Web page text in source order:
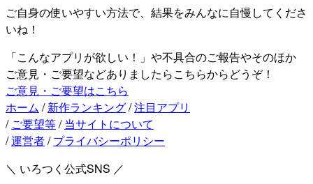
ご自身の使いやすい方法で、結果をみんなに自慢してくださ
いね！
「こんなアプリが欲しい！」や不具合のご報告やそのほか
ご意見・ご要望などありましたらこちらからどうぞ！
ご意見・ご要望はこちら
ホーム / 新作ランキング/注目アプリ
/ ご要望等/ 当サイトについて
/運営者/ プライバシーポリシー
＼ いろつく公式SNS ／